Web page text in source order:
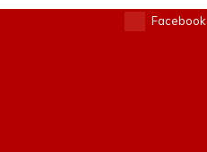
Facebook